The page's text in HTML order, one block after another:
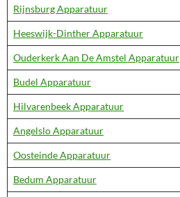
Rijnsburg Apparatuur
Heeswijk-Dinther Apparatuur
Ouderkerk Aan De Amstel Apparatuur
Budel Apparatuur
Hilvarenbeek Apparatuur
Angelslo Apparatuur
Oosteinde Apparatuur
Bedum Apparatuur